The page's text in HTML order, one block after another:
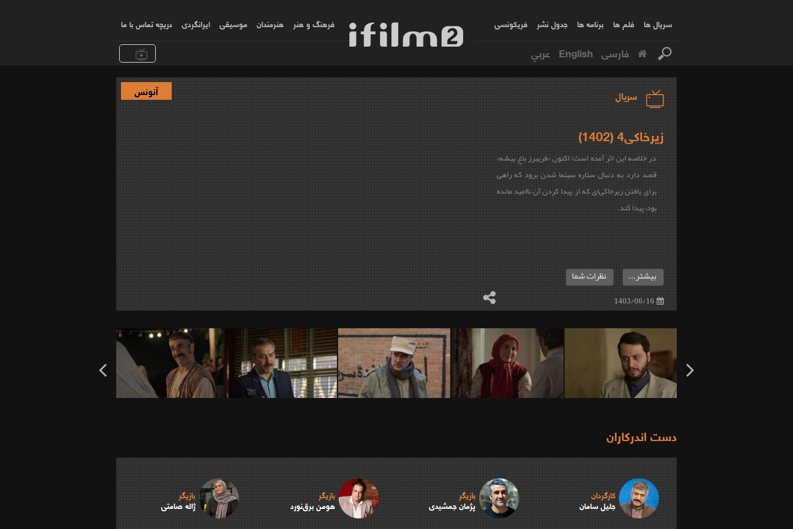
سریال ها فلم ها برنامه ها جدول نشر فریکونسی فرهنگ و هنر هنرمندان موسیقی ایرانگردی دریچه تماس با ما
فارسی English عربي
سریال
زیرخاکی4 (1402)
در خلاصه این اثر آمده است؛ اکنون «فریبرز باغ بیشه»
قصد دارد به دنبال ستاره سینما شدن برود که راهی
برای یافتن زیرخاکی‌ای که از پیدا کردن آن‌ ناامید مانده
بود، پیدا کند.
1403/06/16
بیشتر... نظرات شما
آنونس
دست اندرکاران
کارگردان
جلیل سامان
بازیگر
پژمان جمشیدی
بازیگر
هومن برق‌نورد
بازیگر
ژاله صامتی